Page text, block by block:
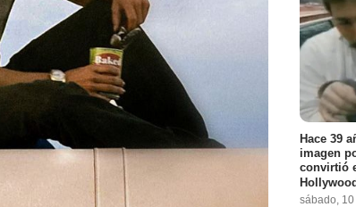
Hace 39
imagen
convirtió
sábado,